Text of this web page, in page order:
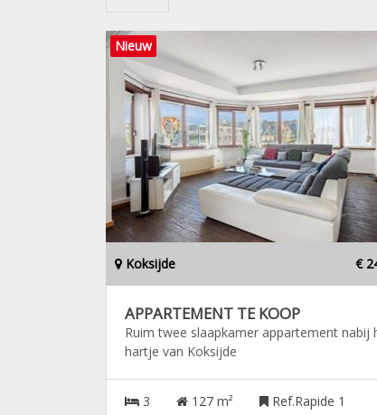
Nieuw
Koksijde €
APPARTEMENT TE KOOP
Ruim twee slaapkamer appartement nabij
hartje van Koksijde
3 127 m² Ref.Rapide 1